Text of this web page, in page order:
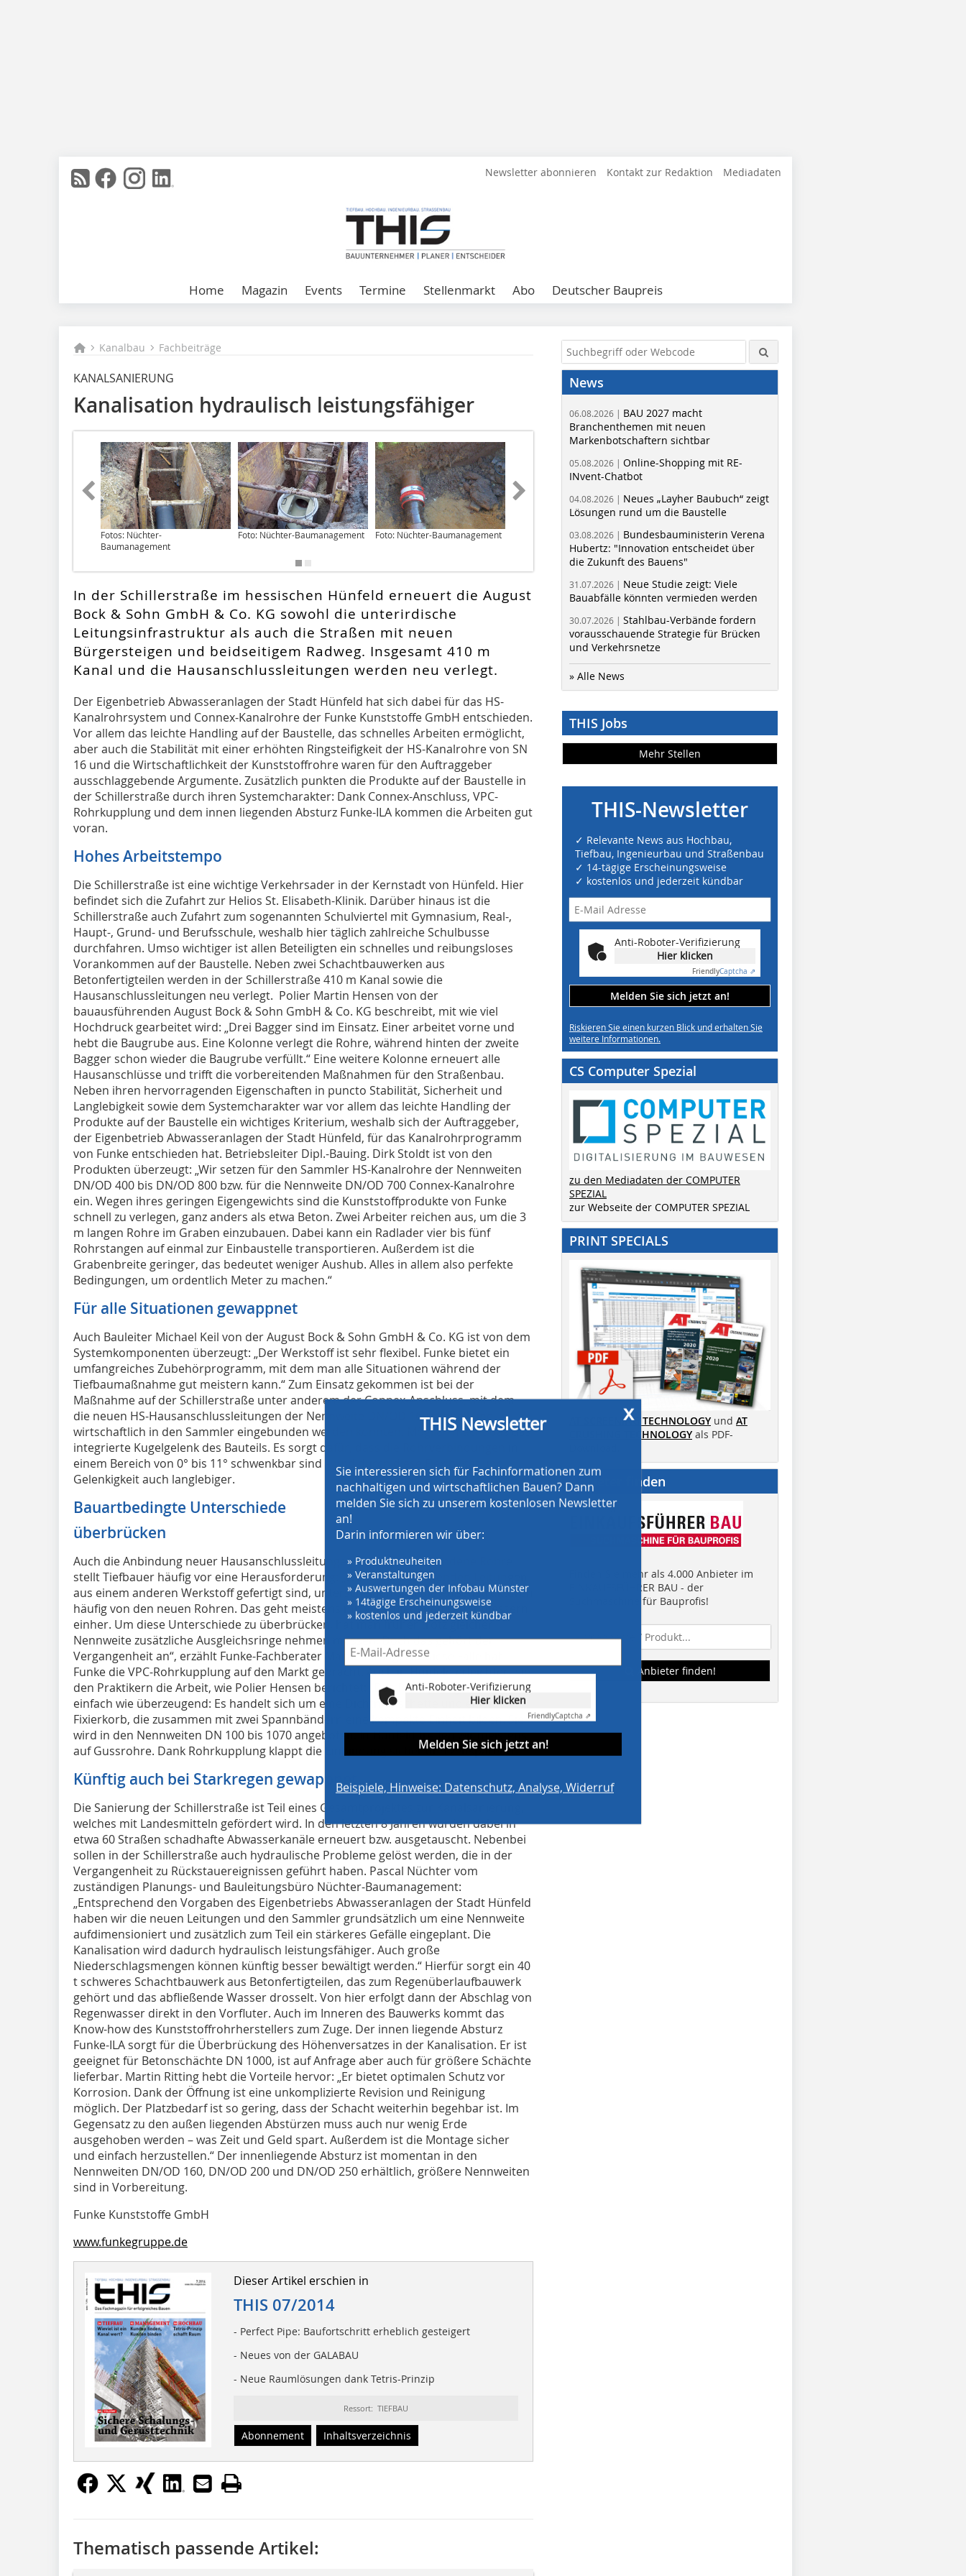
Newsletter abonnieren Kontakt zur Redaktion Mediadaten
Home Magazin Events Termine Stellenmarkt Abo Deutscher Baupreis
Kanalbau Fachbeiträge
KANALSANIERUNG
Kanalisation hydraulisch leistungsfähiger
Fotos: Nüchter-
Baumanagement
Foto: Nüchter-Baumanagement Foto: Nüchter-Baumanagement Foto: Funke Kunststoffe GmbH
In der Schillerstraße im hessischen Hünfeld erneuert die August
Bock & Sohn GmbH & Co. KG sowohl die unterirdische
Leitungsinfrastruktur als auch die Straßen mit neuen
Bürgersteigen und beidseitigem Radweg. Insgesamt 410 m
Kanal und die Hausanschlussleitungen werden neu verlegt.
Der Eigenbetrieb Abwasseranlagen der Stadt Hünfeld hat sich dabei für das HS-
Kanalrohrsystem und Connex-Kanalrohre der Funke Kunststoffe GmbH entschieden.
Vor allem das leichte Handling auf der Baustelle, das schnelles Arbeiten ermöglicht,
aber auch die Stabilität mit einer erhöhten Ringsteifigkeit der HS-Kanalrohre von SN
16 und die Wirtschaftlichkeit der Kunststoffrohre waren für den Auftraggeber
ausschlaggebende Argumente. Zusätzlich punkten die Produkte auf der Baustelle in
der Schillerstraße durch ihren Systemcharakter: Dank Connex-Anschluss, VPC-
Rohrkupplung und dem innen liegenden Absturz Funke-ILA kommen die Arbeiten gut
voran.
Hohes Arbeitstempo
Die Schillerstraße ist eine wichtige Verkehrsader in der Kernstadt von Hünfeld. Hier
befindet sich die Zufahrt zur Helios St. Elisabeth-Klinik. Darüber hinaus ist die
Schillerstraße auch Zufahrt zum sogenannten Schulviertel mit Gymnasium, Real-,
Haupt-, Grund- und Berufsschule, weshalb hier täglich zahlreiche Schulbusse
durchfahren. Umso wichtiger ist allen Beteiligten ein schnelles und reibungsloses
Vorankommen auf der Baustelle. Neben zwei Schachtbauwerken aus
Betonfertigteilen werden in der Schillerstraße 410 m Kanal sowie die
Hausanschlussleitungen neu verlegt. Polier Martin Hensen von der
bauausführenden August Bock & Sohn GmbH & Co. KG beschreibt, mit wie viel
Hochdruck gearbeitet wird: „Drei Bagger sind im Einsatz. Einer arbeitet vorne und
hebt die Baugrube aus. Eine Kolonne verlegt die Rohre, während hinten der zweite
Bagger schon wieder die Baugrube verfüllt.“ Eine weitere Kolonne erneuert alle
Hausanschlüsse und trifft die vorbereitenden Maßnahmen für den Straßenbau.
Neben ihren hervorragenden Eigenschaften in puncto Stabilität, Sicherheit und
Langlebigkeit sowie dem Systemcharakter war vor allem das leichte Handling der
Produkte auf der Baustelle ein wichtiges Kriterium, weshalb sich der Auftraggeber,
der Eigenbetrieb Abwasseranlagen der Stadt Hünfeld, für das Kanalrohrprogramm
von Funke entschieden hat. Betriebsleiter Dipl.-Bauing. Dirk Stoldt ist von den
Produkten überzeugt: „Wir setzen für den Sammler HS-Kanalrohre der Nennweiten
DN/OD 400 bis DN/OD 800 bzw. für die Nennweite DN/OD 700 Connex-Kanalrohre
ein. Wegen ihres geringen Eigengewichts sind die Kunststoffprodukte von Funke
schnell zu verlegen, ganz anders als etwa Beton. Zwei Arbeiter reichen aus, um die 3
m langen Rohre im Graben einzubauen. Dabei kann ein Radlader vier bis fünf
Rohrstangen auf einmal zur Einbaustelle transportieren. Außerdem ist die
Grabenbreite geringer, das bedeutet weniger Aushub. Alles in allem also perfekte
Bedingungen, um ordentlich Meter zu machen.“
Für alle Situationen gewappnet
Auch Bauleiter Michael Keil von der August Bock & Sohn GmbH & Co. KG ist von dem
Systemkomponenten überzeugt: „Der Werkstoff ist sehr flexibel. Funke bietet ein
umfangreiches Zubehörprogramm, mit dem man alle Situationen während der
Tiefbaumaßnahme gut meistern kann.“ Zum Einsatz gekommen ist bei der
Maßnahme auf der Schillerstraße unter anderem der Connex-Anschluss, mit dem
die neuen HS-Hausanschlussleitungen der Nennweite DN/OD 160 schnell und
wirtschaftlich in den Sammler eingebunden werden konnten. Möglich macht das das
integrierte Kugelgelenk des Bauteils. Es sorgt dafür, dass die Rohrverbindungen in
einem Bereich von 0° bis 11° schwenkbar sind – und durch diese Flexibilität und
Gelenkigkeit auch langlebiger.
Bauartbedingte Unterschiede
überbrücken
Auch die Anbindung neuer Hausanschlussleitungen in bereits vorhandene Rohre
stellt Tiefbauer häufig vor eine Herausforderung: „Wenn die bestehenden Leitungen
aus einem anderen Werkstoff gefertigt sind, unterscheiden sich die Außenstrukturen
häufig von den neuen Rohren. Das geht meistens mit verschiedenen Durchmessern
einher. Um diese Unterschiede zu überbrücken, hat man früher trotz gleicher
Nennweite zusätzliche Ausgleichsringe nehmen müssen. Doch das gehört der
Vergangenheit an“, erzählt Funke-Fachberater Martin Ritting. Für diese Fälle hat
Funke die VPC-Rohrkupplung auf den Markt gebracht. Auch in Hünfeld erleichtert sie
den Praktikern die Arbeit, wie Polier Hensen berichtet: „Das Prinzip ist genauso
einfach wie überzeugend: Es handelt sich um eine Dichtmanschette und einen
Fixierkorb, die zusammen mit zwei Spannbändern eine kompakte Einheit bilden. Sie
wird in den Nennweiten DN 100 bis 1070 angeboten. In Hünfeld treffen wir meistens
auf Gussrohre. Dank Rohrkupplung klappt die Einbindung sicher und zeitsparend.“
Künftig auch bei Starkregen gewappnet
Die Sanierung der Schillerstraße ist Teil eines Gesamtprojektes zur Kanalsanierung,
welches mit Landesmitteln gefördert wird. In den letzten 8 Jahren wurden dabei in
etwa 60 Straßen schadhafte Abwasserkanäle erneuert bzw. ausgetauscht. Nebenbei
sollen in der Schillerstraße auch hydraulische Probleme gelöst werden, die in der
Vergangenheit zu Rückstauereignissen geführt haben. Pascal Nüchter vom
zuständigen Planungs- und Bauleitungsbüro Nüchter-Baumanagement:
„Entsprechend den Vorgaben des Eigenbetriebs Abwasseranlagen der Stadt Hünfeld
haben wir die neuen Leitungen und den Sammler grundsätzlich um eine Nennweite
aufdimensioniert und zusätzlich zum Teil ein stärkeres Gefälle eingeplant. Die
Kanalisation wird dadurch hydraulisch leistungsfähiger. Auch große
Niederschlagsmengen können künftig besser bewältigt werden.“ Hierfür sorgt ein 40
t schweres Schachtbauwerk aus Betonfertigteilen, das zum Regenüberlaufbauwerk
gehört und das abfließende Wasser drosselt. Von hier erfolgt dann der Abschlag von
Regenwasser direkt in den Vorfluter. Auch im Inneren des Bauwerks kommt das
Know-how des Kunststoffrohrherstellers zum Zuge. Der innen liegende Absturz
Funke-ILA sorgt für die Überbrückung des Höhenversatzes in der Kanalisation. Er ist
geeignet für Betonschächte DN 1000, ist auf Anfrage aber auch für größere Schächte
lieferbar. Martin Ritting hebt die Vorteile hervor: „Er bietet optimalen Schutz vor
Korrosion. Dank der Öffnung ist eine unkomplizierte Revision und Reinigung
möglich. Der Platzbedarf ist so gering, dass der Schacht weiterhin begehbar ist. Im
Gegensatz zu den außen liegenden Abstürzen muss auch nur wenig Erde
ausgehoben werden – was Zeit und Geld spart. Außerdem ist die Montage sicher
und einfach herzustellen.“ Der innenliegende Absturz ist momentan in den
Nennweiten DN/OD 160, DN/OD 200 und DN/OD 250 erhältlich, größere Nennweiten
sind in Vorbereitung.
Funke Kunststoffe GmbH
www.funkegruppe.de
Dieser Artikel erschien in
THIS 07/2014
- Perfect Pipe: Baufortschritt erheblich gesteigert
- Neues von der GALABAU
- Neue Raumlösungen dank Tetris-Prinzip
Ressort: TIEFBAU
Abonnement Inhaltsverzeichnis
x
THIS Newsletter
Sie interessieren sich für Fachinformationen zum
nachhaltigen und wirtschaftlichen Bauen? Dann
melden Sie sich zu unserem kostenlosen Newsletter
an!
Darin informieren wir über:
» Produktneuheiten
» Veranstaltungen
» Auswertungen der Infobau Münster
» 14tägige Erscheinungsweise
» kostenlos und jederzeit kündbar
Anti-Roboter-Verifizierung
Hier klicken
FriendlyCaptcha ⇗
Melden Sie sich jetzt an!
Beispiele, Hinweise: Datenschutz, Analyse, Widerruf
Thematisch passende Artikel:
News
06.08.2026 | BAU 2027 macht
Branchenthemen mit neuen
Markenbotschaftern sichtbar
05.08.2026 | Online-Shopping mit RE-
INvent-Chatbot
04.08.2026 | Neues „Layher Baubuch“ zeigt
Lösungen rund um die Baustelle
03.08.2026 | Bundesbauministerin Verena
Hubertz: "Innovation entscheidet über
die Zukunft des Bauens"
31.07.2026 | Neue Studie zeigt: Viele
Bauabfälle könnten vermieden werden
30.07.2026 | Stahlbau-Verbände fordern
vorausschauende Strategie für Brücken
und Verkehrsnetze
» Alle News
THIS Jobs
Mehr Stellen
THIS-Newsletter
✓ Relevante News aus Hochbau,
Tiefbau, Ingenieurbau und Straßenbau
✓ 14-tägige Erscheinungsweise
✓ kostenlos und jederzeit kündbar
Anti-Roboter-Verifizierung
Hier klicken
FriendlyCaptcha ⇗
Melden Sie sich jetzt an!
Riskieren Sie einen kurzen Blick und erhalten Sie
weitere Informationen.
CS Computer Spezial
zu den Mediadaten der COMPUTER
SPEZIAL
zur Webseite der COMPUTER SPEZIAL
PRINT SPECIALS
AT SCREENING TECHNOLOGY und AT
CRUSHING TECHNOLOGY als PDF-
Anbieter finden
Finden Sie mehr als 4.000 Anbieter im
EINKAUFSFÜHRER BAU - der
Suchmaschine für Bauprofis!
Anbieter finden!